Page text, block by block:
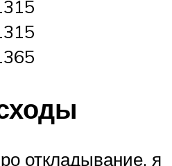
откладывание, я